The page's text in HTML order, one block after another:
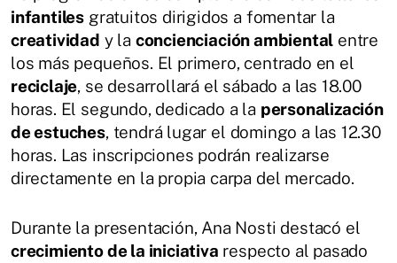
infantiles gratuitos dirigidos a fomentar la
creatividad y la concienciación ambiental entre
los más pequeños. El primero, centrado en el
reciclaje, se desarrollará el sábado a las 18.00
horas. El segundo, dedicado a la personalización
de estuches, tendrá lugar el domingo a las 12.30
horas. Las inscripciones podrán realizarse
directamente en la propia carpa del mercado.
Durante la presentación, Ana Nosti destacó el
crecimiento de la iniciativa respecto al pasado